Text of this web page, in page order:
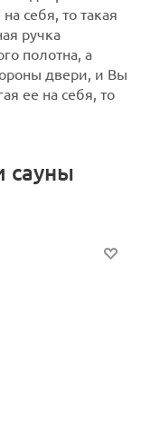
себя, то такая
ручка
полотна, а
двери, и Вы
ее на себя, то
сауны